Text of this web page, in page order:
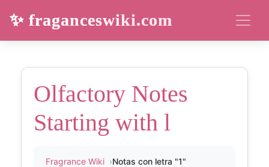
✨ fraganceswiki.com
Olfactory Notes
Starting with l
Fragrance Wiki Notas con letra "1"